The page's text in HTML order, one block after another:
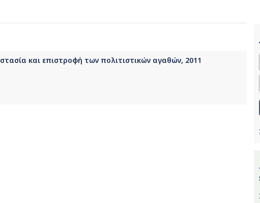
και επιστροφή των πολιτιστικών αγαθών, 2011